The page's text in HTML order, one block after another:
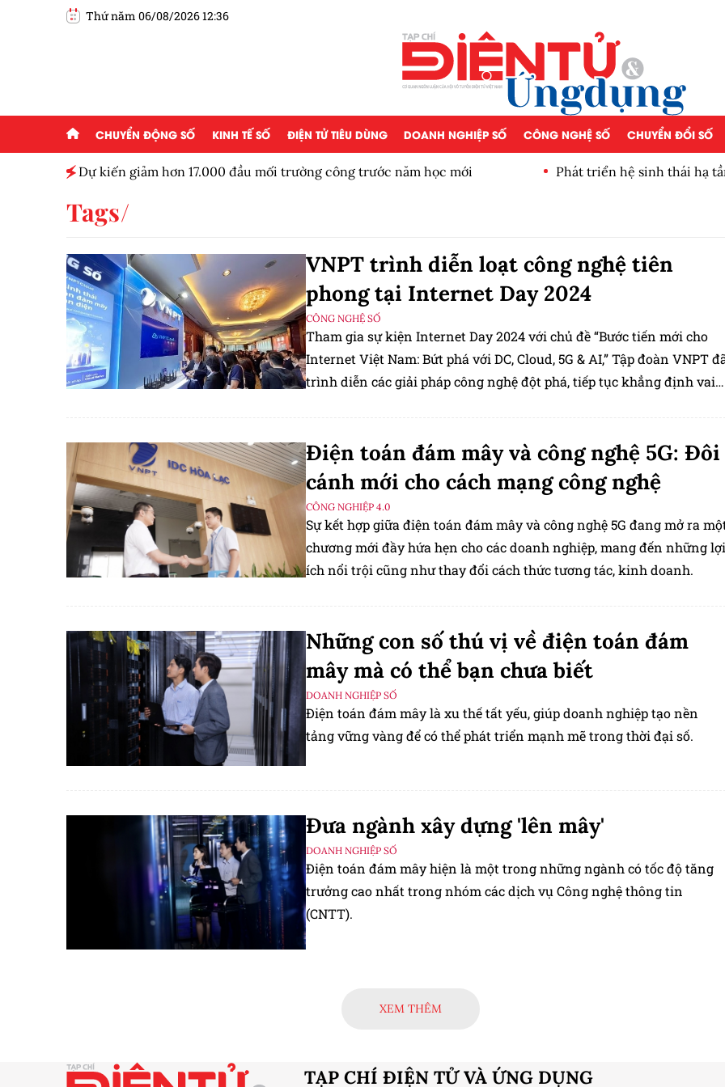
Thứ năm 06/08/2026 12:36
CHUYỂN ĐỘNG SỐ KINH TẾ SỐ ĐIỆN TỬ TIÊU DÙNG DOANH NGHIỆP SỐ CÔNG NGHỆ SỐ CHUYỂN ĐỔI SỐ
Dự kiến giảm hơn 17.000 đầu mối trường công trước năm học mới Phát triển hệ sinh thái hạ
Tags
VNPT trình diễn loạt công nghệ tiên
phong tại Internet Day 2024
CÔNG NGHỆ SỐ
Tham gia sự kiện Internet Day 2024 với chủ đề “Bước tiến mới cho
Internet Việt Nam: Bứt phá với DC, Cloud, 5G & AI,” Tập đoàn VNPT
trình diễn các giải pháp công nghệ đột phá, tiếp tục khẳng định vai
Điện toán đám mây và công nghệ 5G: Đôi
cánh mới cho cách mạng công nghệ
CÔNG NGHIỆP 4.0
Sự kết hợp giữa điện toán đám mây và công nghệ 5G đang mở ra
chương mới đầy hứa hẹn cho các doanh nghiệp, mang đến những lợi
ích nổi trội cũng như thay đổi cách thức tương tác, kinh doanh.
Những con số thú vị về điện toán đám
mây mà có thể bạn chưa biết
DOANH NGHIỆP SỐ
Điện toán đám mây là xu thế tất yếu, giúp doanh nghiệp tạo nền
tảng vững vàng để có thể phát triển mạnh mẽ trong thời đại số.
Đưa ngành xây dựng 'lên mây'
DOANH NGHIỆP SỐ
Điện toán đám mây hiện là một trong những ngành có tốc độ tăng
trưởng cao nhất trong nhóm các dịch vụ Công nghệ thông tin
(CNTT).
XEM THÊM
TẠP CHÍ ĐIỆN TỬ VÀ ỨNG DỤNG